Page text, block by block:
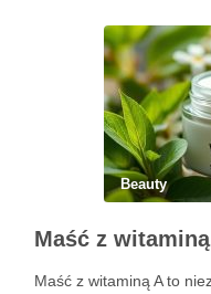
Beauty
Maść z witaminą A to